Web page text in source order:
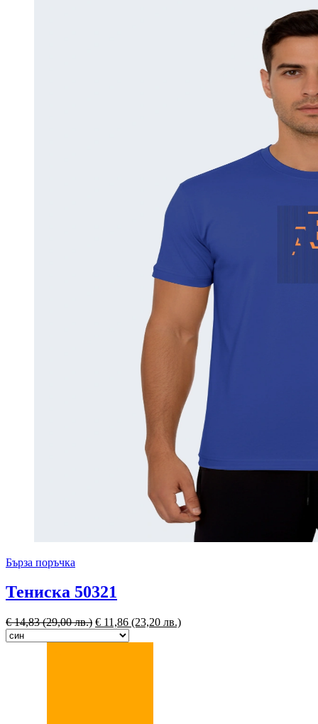
Бърза поръчка
Тениска 50321
€14,83(29,00 лв.) € 11,86 (23,20 лв.)